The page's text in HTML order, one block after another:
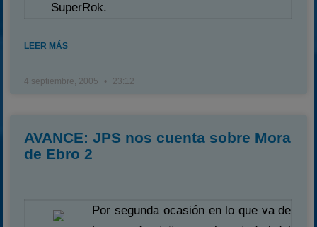
SuperRok.
LEER MÁS
4 septiembre, 2005 23:12
AVANCE: JPS nos cuenta sobre Mora
de Ebro 2
Por segunda ocasión en lo que va de